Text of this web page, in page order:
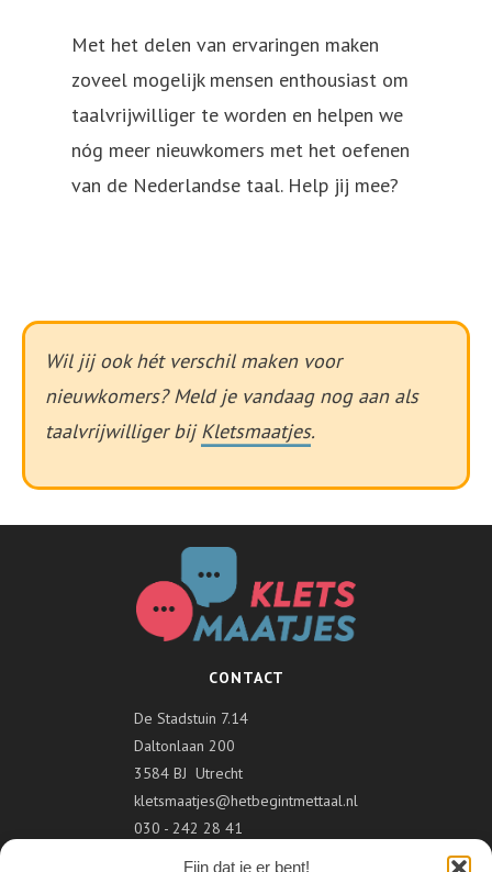
Fijn dat je er bent!
Met het delen van ervaringen maken
zoveel mogelijk mensen enthousiast om
taalvrijwilliger te worden en helpen we
nóg meer nieuwkomers met het oefenen
van de Nederlandse taal. Help jij mee?
Wil jij ook hét verschil maken voor
nieuwkomers?Meld je vandaag nog aan als
taalvrijwilliger bijKletsmaatjes.
CONTACT
De Stadstuin 7.14
Daltonlaan 200
3584 BJ Utrecht
kletsmaatjes@hetbegintmettaal.nl
030 - 242 28 41